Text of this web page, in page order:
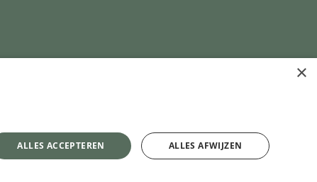
×
ALLES ACCEPTEREN ALLES AFWIJZEN